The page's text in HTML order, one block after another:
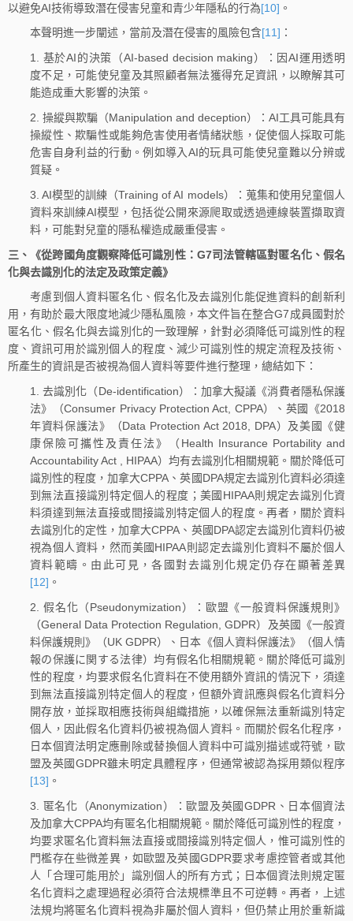
以避免AI技術導致潛在侵害兒童和青少年隱私的行為[10] 。
本聲明進一步闡述，當前及潛在侵害的風險包含[11] ：
1. 基於AI的決策（AI-based decision making）：因AI運用透明
度不足，可能使兒童及其照顧者無法獲得充足資訊，以瞭解其可
能造成重大影響的決策。
2. 操縱與欺騙（Manipulation and deception）：AI工具可能具有
操縱性、欺騙性或能夠危害使用者情緒狀態，促使個人採取可能
危害自身利益的行動。例如導入AI的玩具可能使兒童難以分辨或
質疑。
3. AI模型的訓練（Training of AI models）：蒐集和使用兒童個人
資料來訓練AI模型，包括從公開來源爬取或透過連線裝置擷取資
料，可能對兒童的隱私權造成嚴重侵害。
三、《從跨國角度觀察降低可識別性：G7司法管轄區對匿名化、假名
化與去識別化的法定及政策定義》
考慮到個人資料匿名化、假名化及去識別化能促進資料的創新利
用，有助於最大限度地減少隱私風險，本文件旨在整合G7成員國對於
匿名化、假名化與去識別化的一致理解，針對必須降低可識別性的程
度、資訊可用於識別個人的程度、減少可識別性的規定流程及技術、
所產生的資訊是否被視為個人資料等要件進行整理，總結如下：
1. 去識別化（De-identification）：加拿大擬議《消費者隱私保護
法》（Consumer Privacy Protection Act, CPPA）、英國《2018
年資料保護法》（Data Protection Act 2018, DPA）及美國《健
康保險可攜性及責任法》（Health Insurance Portability and
Accountability Act , HIPAA）均有去識別化相關規範。關於降低可
識別性的程度，加拿大CPPA、英國DPA規定去識別化資料必須達
到無法直接識別特定個人的程度；美國HIPAA則規定去識別化資
料須達到無法直接或間接識別特定個人的程度。再者，關於資料
去識別化的定性，加拿大CPPA、英國DPA認定去識別化資料仍被
視為個人資料，然而美國HIPAA則認定去識別化資料不屬於個人
資料範疇。由此可見，各國對去識別化規定仍存在顯著差異
[12] 。
2. 假名化（Pseudonymization）：歐盟《一般資料保護規則》
（General Data Protection Regulation, GDPR）及英國《一般資
料保護規則》（UK GDPR）、日本《個人資料保護法》（個人情
報の保護に関する法律）均有假名化相關規範。關於降低可識別
性的程度，均要求假名化資料在不使用額外資訊的情況下，須達
到無法直接識別特定個人的程度，但額外資訊應與假名化資料分
開存放，並採取相應技術與組織措施，以確保無法重新識別特定
個人，因此假名化資料仍被視為個人資料。而關於假名化程序，
日本個資法明定應刪除或替換個人資料中可識別描述或符號，歐
盟及英國GDPR雖未明定具體程序，但通常被認為採用類似程序
[13] 。
3. 匿名化（Anonymization）：歐盟及英國GDPR、日本個資法
及加拿大CPPA均有匿名化相關規範。關於降低可識別性的程度，
均要求匿名化資料無法直接或間接識別特定個人，惟可識別性的
門檻存在些微差異，如歐盟及英國GDPR要求考慮控管者或其他
人「合理可能用於」識別個人的所有方式；日本個資法則規定匿
名化資料之處理過程必須符合法規標準且不可逆轉。再者，上述
法規均將匿名化資料視為非屬於個人資料，但仍禁止用於重新識